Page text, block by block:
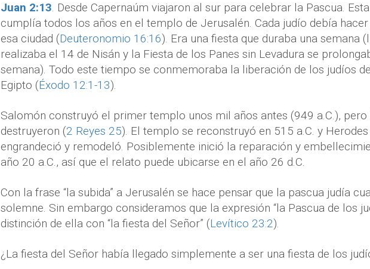
Juan 2:13. Desde Capernaúm viajaron al sur para celebrar la Pascua.
cumplía todos los años en el templo de Jerusalén. Cada judío debía
esa ciudad (Deuteronomio 16:16). Era una fiesta que duraba una semana
realizaba el 14 de Nisán y la Fiesta de los Panes sin Levadura se
semana). Todo este tiempo se conmemoraba la liberación de los judíos
Egipto (Éxodo 12:1-13).
Salomón construyó el primer templo unos mil años antes (949 a.C.),
destruyeron (2 Reyes 25). El templo se reconstruyó en 515 a.C. y
engrandeció y remodeló. Posiblemente inició la reparación y
año 20 a.C., así que el relato puede ubicarse en el año 26 d.C.
Con la frase “la subida” a Jerusalén se hace pensar que la pascua judía
solemne. Sin embargo consideramos que la expresión “la Pascua de los
distinción de ella con “la fiesta del Señor” (Levítico 23:2).
¿La fiesta del Señor había llegado simplemente a ser una fiesta de los